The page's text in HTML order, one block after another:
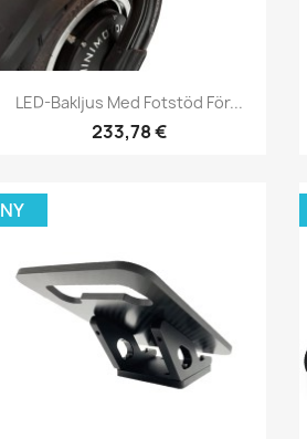
 Snabbvy
LED-Bakljus Med Fotstöd För...
233,78 €
NY